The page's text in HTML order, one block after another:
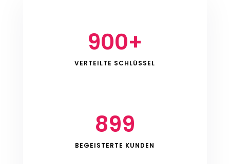
900+
VERTEILTE SCHLÜSSEL
899
BEGEISTERTE KUNDEN